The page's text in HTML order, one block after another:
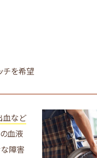
チを希望
血など
血液
障害